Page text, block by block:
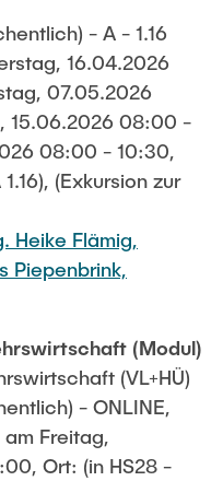
- A - 1.16
16.04.2026
07.05.2026
15.06.2026 08:00 -
08:00 - 10:30,
(Exkursion zur
Heike Flämig,
Piepenbrink,
(Modul)
(VL+HÜ)
- ONLINE,
am Freitag,
Ort: (in HS28 -